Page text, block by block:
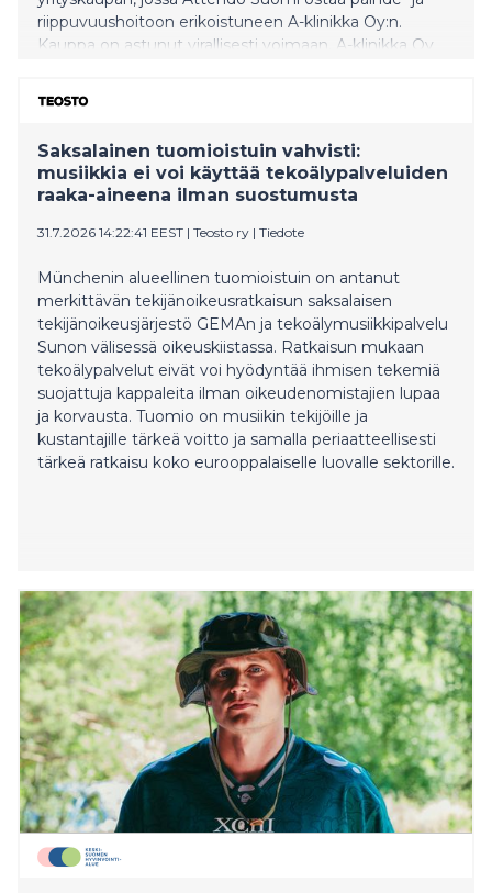
riippuvuushoitoon erikoistuneen A-klinikka Oy:n.
Kauppa on astunut virallisesti voimaan. A-klinikka Oy
Saksalainen tuomioistuin vahvisti:
musiikkia ei voi käyttää tekoälypalveluiden
raaka-aineena ilman suostumusta
31.7.2026 14:22:41 EEST | Teosto ry | Tiedote
Münchenin alueellinen tuomioistuin on antanut
merkittävän tekijänoikeusratkaisun saksalaisen
tekijänoikeusjärjestö GEMAn ja tekoälymusiikkipalvelu
Sunon välisessä oikeuskiistassa. Ratkaisun mukaan
tekoälypalvelut eivät voi hyödyntää ihmisen tekemiä
suojattuja kappaleita ilman oikeudenomistajien lupaa
ja korvausta. Tuomio on musiikin tekijöille ja
kustantajille tärkeä voitto ja samalla periaatteellisesti
tärkeä ratkaisu koko eurooppalaiselle luovalle sektorille.